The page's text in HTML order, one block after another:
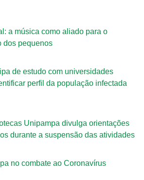
a música como aliado para o
dos pequenos
de estudo com universidades
perfil da população infectada
Unipampa divulga orientações
durante a suspensão das atividades
no combate ao Coronavírus